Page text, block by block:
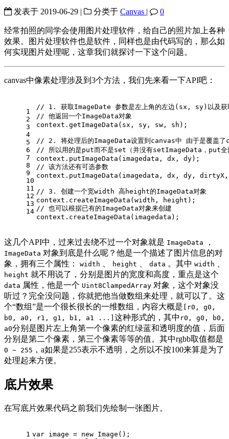
发表于 2019-06-29 | 分类于 Canvas | 0
经常拍照的同学会使用图片处理软件，给自己的照片加上各种
效果。图片处理软件也是软件，同样也是由代码写的，那么如
何实现图片处理呢，这章我们就探讨一下这个问题。
canvas中像素处理涉及到3个方法，我们先来看一下API吧：
1
2
3
4
5
6
7
8
9
10
11
12
13
14
// 1. 获取ImageDate 参数是左上角的左边(sx, sy)以及获
// 他返回一个ImageData对象
context. getImageData (sx, sy, sw, sh);
// 2. 将处理后的ImageData设置到canvas中 由于是覆盖了
// 所以用的是put而不是set（并没有setImageData，put全
context. putImageData (imagedata, dx, dy);
// 该方法还有可选参数
context. putImageData (imagedata, dx, dy,
// 3. 创建一个宽width 高height的ImageData对象
context. createImageData (width, height);
// 也可以根据已有的ImageData对象来创建
context. createImageData (imagedata);
这几个API中，过来过去绕不过一个对象就是 ImageData ，
ImageData 对象到底是什么呢？他是一个描述了图片信息的对
象，拥有三个属性： width height data 。其中 width
height 就不用说了，分别是图片的宽度和高度，重点是这个
data 属性，他是一个 Uint8ClampedArray 对象，这个对象没
听过？完全没问题，你就把他当做数组来处理，就可以了。这
个“数组”是一个很长很长的一维数组，内容大概是 [r0, g0,
b0, a0, r1, g1, b1, a1 ...] 这种形式的，其中 r0, g0, b0,
a0分别是图片左上角第一个像素的红绿蓝和透明度的值，后面
分别是第二个像素，第三个像素等等的值。其中rgbb取值都是
0 ~ 255 ，a如果是255表示不透明，之所以不按100来算是为了
处理起来方便。
底片效果
在写底片效果代码之前我们先绘制一张图片。
1 var image = new Image ();